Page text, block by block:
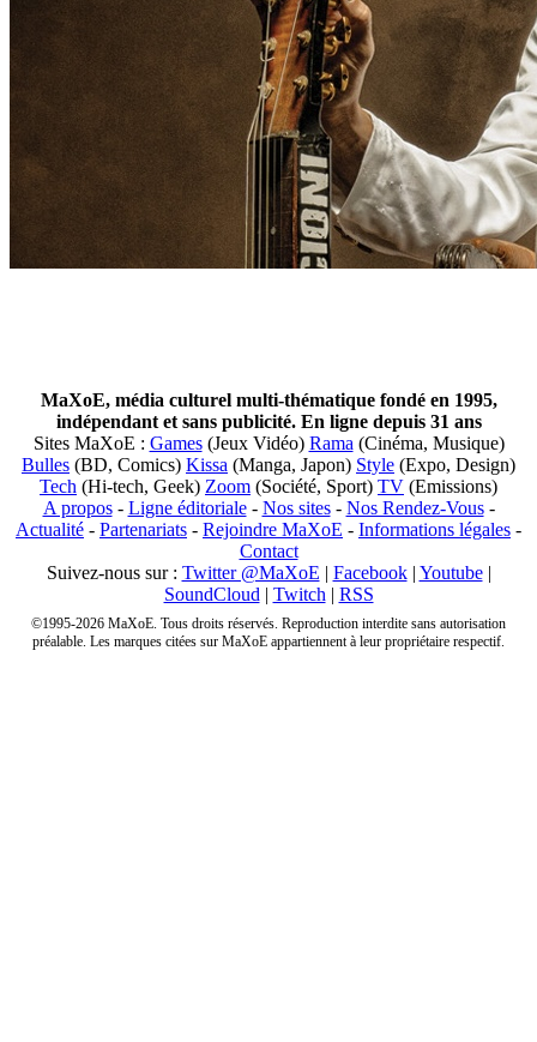
MaXoE, média culturel multi-thématique fondé en 1995,
indépendant et sans publicité. En ligne depuis 31 ans
Sites MaXoE : Games(Jeux Vidéo) Rama (Cinéma, Musique)
Bulles (BD, Comics) Kissa (Manga, Japon) Style (Expo, Design)
Tech (Hi-tech, Geek) Zoom (Société, Sport) TV (Emissions)
A propos- Ligne éditoriale- Nos sites- Nos Rendez-Vous-
Actualité - Partenariats - Rejoindre MaXoE - Informations légales -
Contact
Suivez-nous sur : Twitter @MaXoE | Facebook| Youtube|
SoundCloud | Twitch | RSS
©1995-2026 MaXoE. Tous droits réservés. Reproduction interdite sans autorisation
préalable. Les marques citées sur MaXoE appartiennent à leur propriétaire respectif.